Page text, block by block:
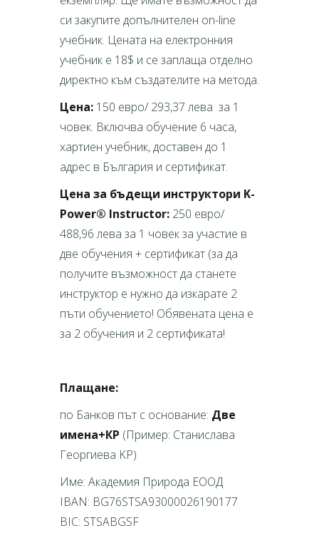
си закупите допълнителен on-line
учебник. Цената на електронния
учебник e 18$ и се заплаща отделно
директно към създателите на метода.
Цена: 150 евро/ 293,37 лева за 1
човек. Включва обучение 6 часа,
хартиен учебник, доставен до 1
адрес в България и сертификат.
Цена за бъдещи инструктори K-
Power® Instructor: 250 евро/
488,96 лева за 1 човек за участие в
две обучения + сертификат (за да
получите възможност да станете
инструктор е нужно да изкарате 2
пъти обучението! Обявената цена е
за 2 обучения и 2 сертификата!
Плащане:
по Банков път с основание: Две
имена+КР (Пример: Станислава
Георгиева KP)
Име: Академия Природа ЕООД
IBAN: BG76STSA93000026190177
BIC: STSABGSF